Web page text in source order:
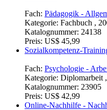
Fach: Pädagogik -
Kategorie: Fachbuch ,
Katalognummer: 24138
Preis: US$ 45,99
Sozialkompetenz-
Fach: Psychologie -
Kategorie: Diplomarbeit
Katalognummer: 23905
Preis: US$ 42,99
Online-Nachhilfe -